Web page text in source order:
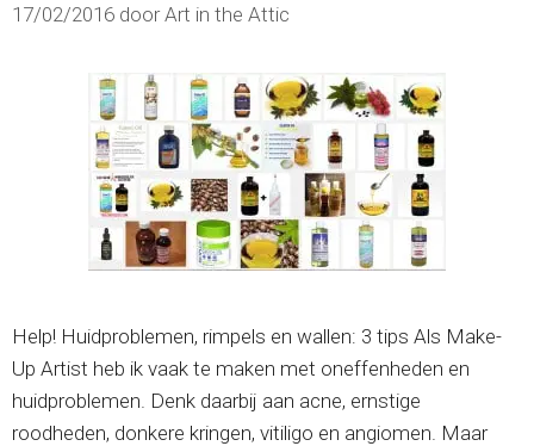
17/02/2016 doorArt in the Attic
Help! Huidproblemen, rimpels en wallen: 3 tips Als Make-
Up Artist heb ik vaak te maken met oneffenheden en
huidproblemen. Denk daarbij aan acne, ernstige
roodheden, donkere kringen, vitiligo en angiomen. Maar